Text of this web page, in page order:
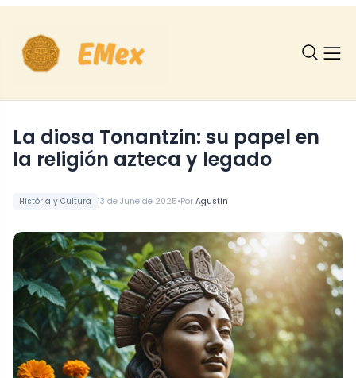
História y Cultura 13 de June de 2025•Por Agustin
La diosa Tonantzin: su papel en
la religión azteca y legado